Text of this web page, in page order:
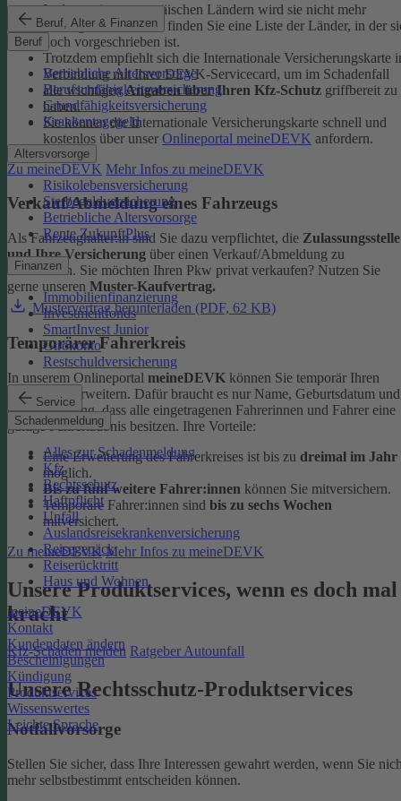
Beruf, Alter & Finanzen
Beruf
Betriebliche Altersvorsorge
Berufsunfähigkeitsversicherung
Grundfähigkeitsversicherung
Krankentagegeld
Altersvorsorge
Risikolebensversicherung
Sterbegeldversicherung
Betriebliche Altersvorsorge
Rente ZukunftPlus
Finanzen
Immobilienfinanzierung
Investmentfonds
SmartInvest Junior
Girokonto
Restschuldversicherung
Service
Schadenmeldung
Alles zur Schadenmeldung
Kfz
Rechtsschutz
Haftpflicht
Unfall
Auslandsreisekrankenversicherung
Reisegepäck
Reiserücktritt
Haus und Wohnen
meineDEVK
Kontakt
Kundendaten ändern
Bescheinigungen
Kündigung
Produktservices
Wissenswertes
Leichte Sprache
In den meisten europäischen Ländern wird sie nicht mehr
verlangt. In denFAQ
finden Sie eine Liste der Länder, in der
noch vorgeschrieben ist.
Trotzdem empfiehlt sich die Internationale Versicherungskarte
Verbindung mit Ihrer DEVK-Servicecard, um im Schadenfall
alle wichtigenAngaben über Ihren Kfz-Schutz griffbereit zu
haben.
Sie können die Internationale Versicherungskarte schnell und
kostenlos über unser Onlineportal meineDEVK anfordern.
Zu meineDEVK Mehr Infos zu meineDEVK
Verkauf/Abmeldung eines Fahrzeugs
Als Fahrzeughalter:in sind Sie dazu verpflichtet, die Zulassungsstelle
und Ihre Versicherung über einen Verkauf/Abmeldung zu
informieren. Sie möchten Ihren Pkw privat verkaufen? Nutzen Sie
gerne unseren Muster-Kaufvertrag.
Mustervertrag herunterladen (PDF, 62 KB)
Temporärer Fahrerkreis
In unserem Onlineportal meineDEVK können Sie temporär Ihren
Fahrerkreis erweitern. Dafür braucht es nur Name, Geburtsdatum und
die Bestätigung, dass alle eingetragenen Fahrerinnen und Fahrer eine
gültige Fahrerlaubnis besitzen. Ihre Vorteile:
Eine Erweiterung des Fahrerkreises ist bis zu dreimal im Jahr
möglich.
Bis zu fünf weitere Fahrer:innen können Sie mitversichern.
Temporäre Fahrer:innen sind bis zu sechs Wochen
mitversichert.
Zu meineDEVK Mehr Infos zu meineDEVK
Unsere Produktservices, wenn es doch mal
kracht
Kfz-Schaden melden Ratgeber Autounfall
Unsere Rechtsschutz-Produktservices
Notfallvorsorge
Stellen Sie sicher, dass Ihre Interessen gewahrt werden, wenn Sie
mehr selbstbestimmt entscheiden können.